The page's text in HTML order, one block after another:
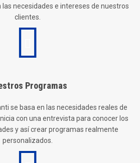
necesidades e intereses de nuestros
clientes.
Programas
se basa en las necesidades reales de
con una entrevista para conocer los
y así crear programas realmente
personalizados.